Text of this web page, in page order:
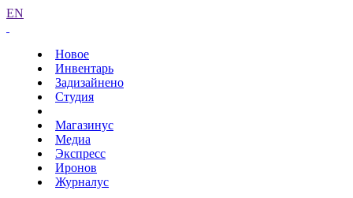
EN
Новое
Инвентарь
Задизайнено
Студия
Магазинус
Медиа
Экспресс
Иронов
Журналус